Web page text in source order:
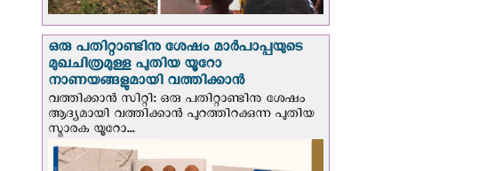
ഒരു പതിറ്റാണ്ടിനു ശേഷം മാർപാപ്പയുടെ
മുഖചിത്രമുള്ള പുതിയ യൂറോ
നാണയങ്ങളുമായി വത്തിക്കാന്‍
വത്തിക്കാന്‍ സിറ്റി: ഒരു പതിറ്റാണ്ടിനു ശേഷം
ആദ്യമായി വത്തിക്കാൻ പുറത്തിറക്കുന്ന പുതിയ
സ്മാരക യൂറോ...